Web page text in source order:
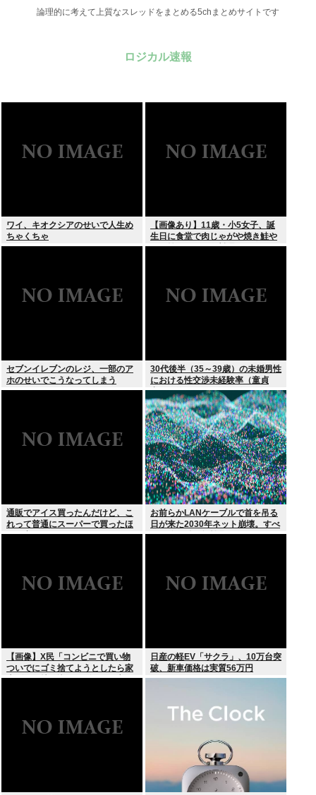
論理的に考えて上質なスレッドをまとめる5chまとめサイトです
ロジカル速報
ワイ、キオクシアのせいで人生め
ちゃくちゃ
【画像あり】11歳・小5女子、誕
生日に食堂で肉じゃがや焼き鮭や
玉子焼きなど一品料理をオジサン
セブンイレブンのレジ、一部のア
ホのせいでこうなってしまう
30代後半（35～39歳）の未婚男性
における性交渉未経験率（童貞
率）が約26%（4人に1人）
通販でアイス買ったんだけど、こ
れって普通にスーパーで買ったほ
うが安くないか？
お前らかLANケーブルで首を吊る
日が来た2030年ネット崩壊。すべ
ての公開鍵を無効化するQデイ。
【画像】X民「コンビニで買い物
ついでにゴミ捨てようとしたら家
庭ゴミの持ち込みはダメって言わ
日産の軽EV「サクラ」、10万台突
破、新車価格は実質56万円